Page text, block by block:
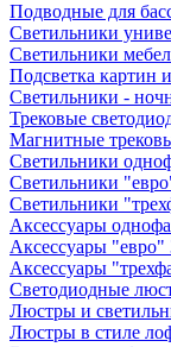
Подводные для
Светильники
Светильники
Подсветка картин
Светильники -
Трековые
Магнитные
Светильники
Светильники
Светильники
Аксессуары
Аксессуары "евро"
Аксессуары
Светодиодные
Люстры и
Люстры в стиле